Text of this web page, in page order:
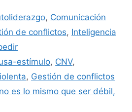
, Comunicación
de conflictos, Inteligencia
estímulo, CNV,
, Gestión de conflictos
es lo mismo que ser débil,